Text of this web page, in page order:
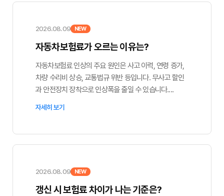
2026.08.09 NEW
자동차보험료가 오르는 이유는?
자동차보험료 인상의 주요 원인은 사고 이력, 연령 증가,
차량 수리비 상승, 교통법규 위반 등입니다. 무사고 할인
과 안전장치 장착으로 인상폭을 줄일 수 있습니다....
자세히 보기
2026.08.09 NEW
갱신 시 보험료 차이가 나는 기준은?